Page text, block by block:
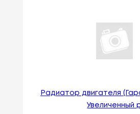
Радиатор двигателя
Увеличенный